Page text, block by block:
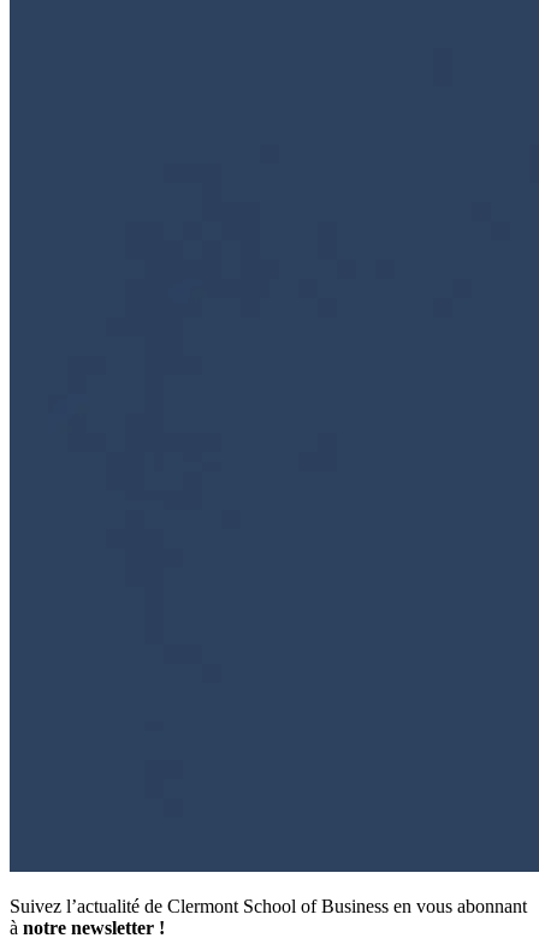
Suivez l’actualité de Clermont School of Business en vous abonnant
à notre newsletter !